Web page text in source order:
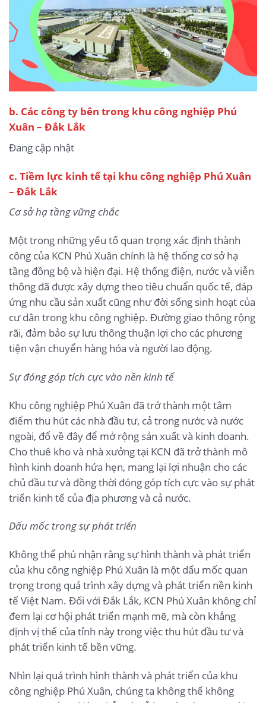
b. Các công ty bên trong khu công nghiệp Phú
Xuân – Đắk Lắk
Đang cập nhật
c. Tiềm lực kinh tế tại khu công nghiệp Phú Xuân
– Đắk Lắk
Cơ sở hạ tầng vững chắc
Một trong những yếu tố quan trọng xác định thành
công của KCN Phú Xuân chính là hệ thống cơ sở hạ
tầng đồng bộ và hiện đại. Hệ thống điện, nước và viễn
thông đã được xây dựng theo tiêu chuẩn quốc tế, đáp
ứng nhu cầu sản xuất cũng như đời sống sinh hoạt của
cư dân trong khu công nghiệp. Đường giao thông rộng
rãi, đảm bảo sự lưu thông thuận lợi cho các phương
tiện vận chuyển hàng hóa và người lao động.
Sự đóng góp tích cực vào nền kinh tế
Khu công nghiệp Phú Xuân đã trở thành một tâm
điểm thu hút các nhà đầu tư, cả trong nước và nước
ngoài, đổ về đây để mở rộng sản xuất và kinh doanh.
Cho thuê kho và nhà xưởng tại KCN đã trở thành mô
hình kinh doanh hứa hẹn, mang lại lợi nhuận cho các
chủ đầu tư và đồng thời đóng góp tích cực vào sự phát
triển kinh tế của địa phương và cả nước.
Dấu mốc trong sự phát triển
Không thể phủ nhận rằng sự hình thành và phát triển
của khu công nghiệp Phú Xuân là một dấu mốc quan
trọng trong quá trình xây dựng và phát triển nền kinh
tế Việt Nam. Đối với Đắk Lắk, KCN Phú Xuân không chỉ
đem lại cơ hội phát triển mạnh mẽ, mà còn khẳng
định vị thế của tỉnh này trong việc thu hút đầu tư và
phát triển kinh tế bền vững.
Nhìn lại quá trình hình thành và phát triển của khu
công nghiệp Phú Xuân, chúng ta không thể không